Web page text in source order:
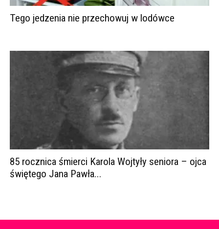
Tego jedzenia nie przechowuj w lodówce
85 rocznica śmierci Karola Wojtyły seniora – ojca
świętego Jana Pawła...